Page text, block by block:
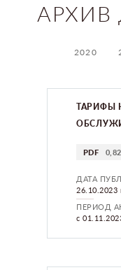
АРХИВ
2020
ТАРИФЫ
PDF
ДАТА
26.10.2023
ПЕРИОД
с